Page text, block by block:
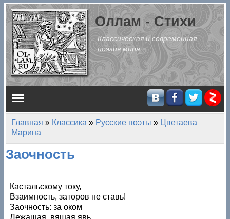
Перейти к основному содержанию
Оллам - Стихи
Классическая и современная
поэзия мира
Главное меню
Вы здесь
Главная » Классика » Русские поэты » Цветаева
Марина
Заочность
Кастальскому току,
Взаимность, заторов не ставь!
Заочность: за оком
Лежащая, вящая явь.